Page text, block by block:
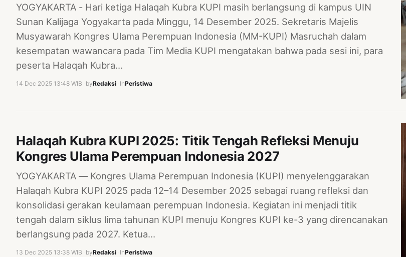
YOGYAKARTA - Hari ketiga Halaqah Kubra KUPI masih berlangsung di kampus UIN
Sunan Kalijaga Yogyakarta pada Minggu, 14 Desember 2025. Sekretaris Majelis
Musyawarah Kongres Ulama Perempuan Indonesia (MM-KUPI) Masruchah dalam
kesempatan wawancara pada Tim Media KUPI mengatakan bahwa pada sesi ini, para
peserta Halaqah Kubra…
14 Dec 2025 13:48 WIB byRedaksi InPeristiwa
Halaqah Kubra KUPI 2025: Titik Tengah Refleksi Menuju
Kongres Ulama Perempuan Indonesia 2027
YOGYAKARTA — Kongres Ulama Perempuan Indonesia (KUPI) menyelenggarakan
Halaqah Kubra KUPI 2025 pada 12–14 Desember 2025 sebagai ruang refleksi dan
konsolidasi gerakan keulamaan perempuan Indonesia. Kegiatan ini menjadi titik
tengah dalam siklus lima tahunan KUPI menuju Kongres KUPI ke-3 yang direncanakan
berlangsung pada 2027. Ketua…
13 Dec 2025 13:38 WIB byRedaksi InPeristiwa